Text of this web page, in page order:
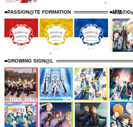
■PASSION@TE FORMATION ■緑陰の
■GROWING SIGN@L